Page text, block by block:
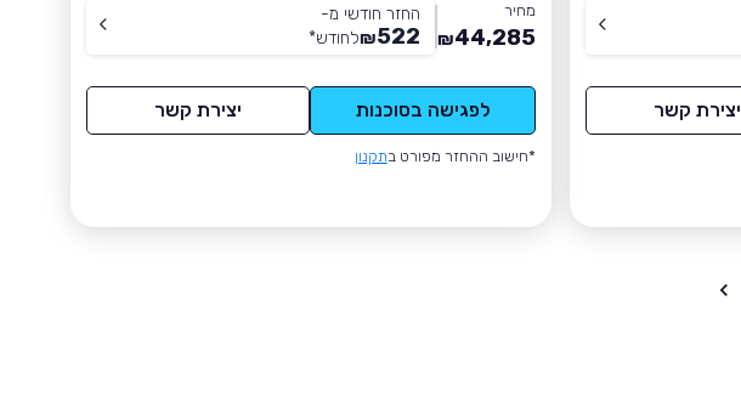
יצירת קשר
מחיר
44,285
₪
החזר חודשי מ-
522
₪לחודש*
לפגישה בסוכנות יצירת קשר
*חישוב ההחזר מפורט בתקנון